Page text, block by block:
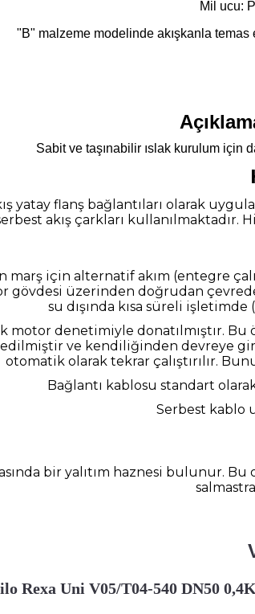
Mil ucu:
"B" malzeme modelinde akışkanla
Sabit ve taşınabilir ıslak kurulum için
yatay flanş bağlantıları olarak
akış çarkları
marş için alternatif akım (entegre
gövdesi üzerinden doğrudan
su dışında kısa süreli işletimde
denetimiyle donatılmıştır. Bu
ve kendiliğinden devreye
otomatik olarak tekrar çalıştırılır.
Bağlantı kablosu standart
Serbest kablo
bir yalıtım haznesi bulunur. Bu
Rexa Uni V05/T04-540 DN50